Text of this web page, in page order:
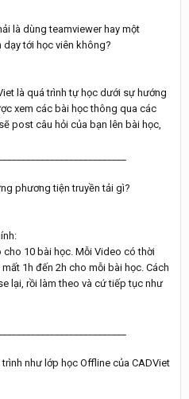
là dùng teamviewer hay một
tới học viên không?
là quá trình tự học dưới sự hướng
xem các bài học thông qua các
post câu hỏi của bạn lên bài học,
phương tiện truyền tải gì?
10 bài học. Mỗi Video có thời
1h đến 2h cho mỗi bài học. Cách
lại, rồi làm theo và cứ tiếp tục như
như lớp học Offline của CADViet